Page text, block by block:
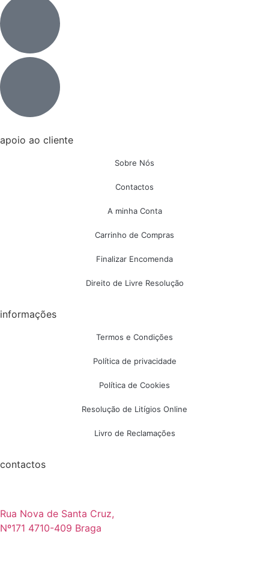
apoio ao cliente
Sobre Nós
Contactos
A minha Conta
Carrinho de Compras
Finalizar Encomenda
Direito de Livre Resolução
informações
Termos e Condições
Política de privacidade
Política de Cookies
Resolução de Litígios Online
Livro de Reclamações
contactos
Rua Nova de Santa Cruz,
Nº171 4710-409 Braga